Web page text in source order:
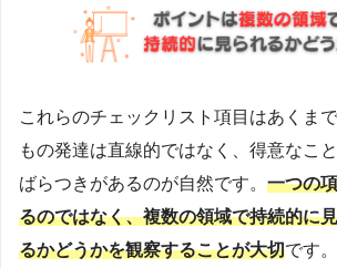
これらのチェックリスト項目はあくま
もの発達は直線的ではなく、得意なこ
ばらつきがあるのが自然です。 一つの
るのではなく、複数の領域で持続的に
るかどうかを観察することが大切です。